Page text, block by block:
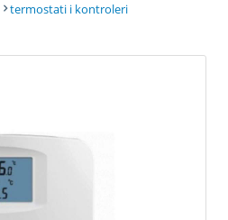
termostati i kontroleri